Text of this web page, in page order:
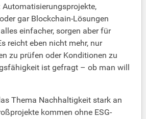
gar Blockchain-Lösungen
einfacher, sorgen aber für
reicht eben nicht mehr, nur
zu prüfen oder Konditionen zu
ist gefragt – ob man will
Thema Nachhaltigkeit stark an
kommen ohne ESG-